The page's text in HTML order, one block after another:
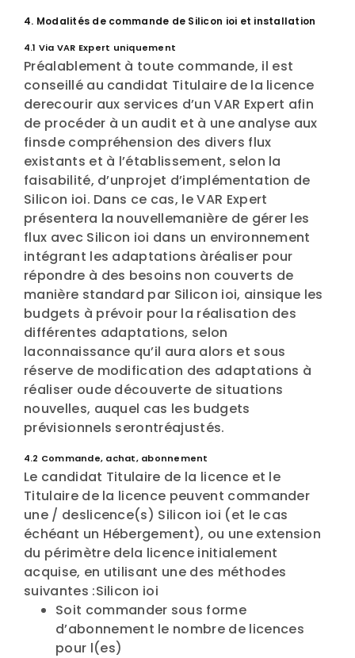
4. Modalités de commande de Silicon ioi et installation
4.1 Via VAR Expert uniquement
Préalablement à toute commande, il est
conseillé au candidat Titulaire de la licence
derecourir aux services d’un VAR Expert afin
de procéder à un audit et à une analyse aux
finsde compréhension des divers flux
existants et à l’établissement, selon la
faisabilité, d’unprojet d’implémentation de
Silicon ioi. Dans ce cas, le VAR Expert
présentera la nouvellemanière de gérer les
flux avec Silicon ioi dans un environnement
intégrant les adaptations àréaliser pour
répondre à des besoins non couverts de
manière standard par Silicon ioi, ainsique les
budgets à prévoir pour la réalisation des
différentes adaptations, selon
laconnaissance qu’il aura alors et sous
réserve de modification des adaptations à
réaliser oude découverte de situations
nouvelles, auquel cas les budgets
prévisionnels serontréajustés.
4.2 Commande, achat, abonnement
Le candidat Titulaire de la licence et le
Titulaire de la licence peuvent commander
une / deslicence(s) Silicon ioi (et le cas
échéant un Hébergement), ou une extension
du périmètre dela licence initialement
acquise, en utilisant une des méthodes
suivantes :Silicon ioi
Soit commander sous forme
d’abonnement le nombre de licences
pour l(es)